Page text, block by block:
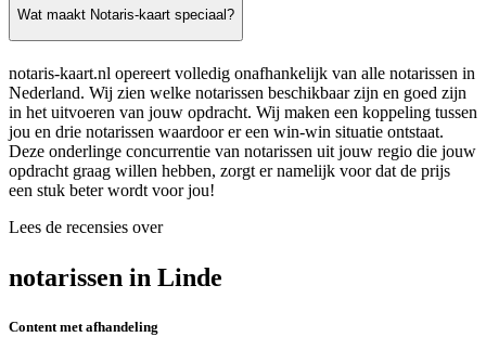
Wat maakt Notaris-kaart speciaal?
notaris-kaart.nl opereert volledig onafhankelijk van alle notarissen in
Nederland. Wij zien welke notarissen beschikbaar zijn en goed zijn
in het uitvoeren van jouw opdracht. Wij maken een koppeling tussen
jou en drie notarissen waardoor er een win-win situatie ontstaat.
Deze onderlinge concurrentie van notarissen uit jouw regio die jouw
opdracht graag willen hebben, zorgt er namelijk voor dat de prijs
een stuk beter wordt voor jou!
Lees de recensies over
notarissen in Linde
Content met afhandeling